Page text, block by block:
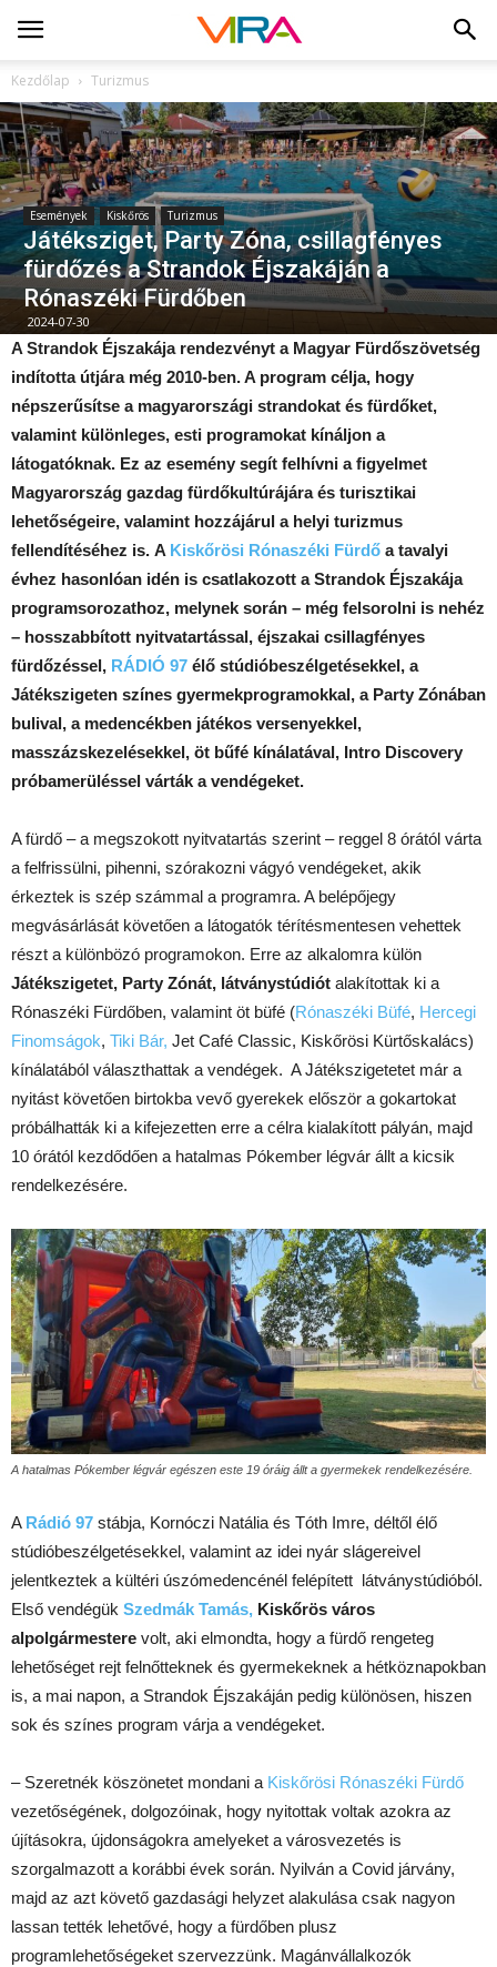
Kezdőlap Turizmus
Események Kiskőrös Turizmus
Játéksziget, Party Zóna, csillagfényes
fürdőzés a Strandok Éjszakáján a
Rónaszéki Fürdőben
2024-07-30
A Strandok Éjszakája rendezvényt a Magyar Fürdőszövetség
indította útjára még 2010-ben. A program célja, hogy
népszerűsítse a magyarországi strandokat és fürdőket,
valamint különleges, esti programokat kínáljon a
látogatóknak. Ez az esemény segít felhívni a figyelmet
Magyarország gazdag fürdőkultúrájára és turisztikai
lehetőségeire, valamint hozzájárul a helyi turizmus
fellendítéséhez is. A Kiskőrösi Rónaszéki Fürdő a tavalyi
évhez hasonlóan idén is csatlakozott a Strandok Éjszakája
programsorozathoz, melynek során – még felsorolni is nehéz
– hosszabbított nyitvatartással, éjszakai csillagfényes
fürdőzéssel, RÁDIÓ 97 élő stúdióbeszélgetésekkel, a
Játékszigeten színes gyermekprogramokkal, a Party Zónában
bulival, a medencékben játékos versenyekkel,
masszázskezelésekkel, öt bűfé kínálatával, Intro Discovery
próbamerüléssel várták a vendégeket.
A fürdő – a megszokott nyitvatartás szerint – reggel 8 órától várta
a felfrissülni, pihenni, szórakozni vágyó vendégeket, akik
érkeztek is szép számmal a programra. A belépőjegy
megvásárlását követően a látogatók térítésmentesen vehettek
részt a különbözó programokon. Erre az alkalomra külön
Játékszigetet, Party Zónát, látványstúdiót alakítottak ki a
Rónaszéki Fürdőben, valamint öt büfé (Rónaszéki Büfé, Hercegi
Finomságok, Tiki Bár, Jet Café Classic, Kiskőrösi Kürtőskalács)
kínálatából választhattak a vendégek. A Játékszigetetet már a
nyitást követően birtokba vevő gyerekek először a gokartokat
próbálhatták ki a kifejezetten erre a célra kialakított pályán, majd
10 órától kezdődően a hatalmas Pókember légvár állt a kicsik
rendelkezésére.
A hatalmas Pókember légvár egészen este 19 óráig állt a gyermekek rendelkezésére.
A Rádió 97 stábja, Kornóczi Natália és Tóth Imre, déltől élő
stúdióbeszélgetésekkel, valamint az idei nyár slágereivel
jelentkeztek a kültéri úszómedencénél felépített látványstúdióból.
Első vendégük Szedmák Tamás, Kiskőrös város
alpolgármestere volt, aki elmondta, hogy a fürdő rengeteg
lehetőséget rejt felnőtteknek és gyermekeknek a hétköznapokban
is, a mai napon, a Strandok Éjszakáján pedig különösen, hiszen
sok és színes program várja a vendégeket.
– Szeretnék köszönetet mondani a Kiskőrösi Rónaszéki Fürdő
vezetőségének, dolgozóinak, hogy nyitottak voltak azokra az
újításokra, újdonságokra amelyeket a városvezetés is
szorgalmazott a korábbi évek során. Nyilván a Covid járvány,
majd az azt követő gazdasági helyzet alakulása csak nagyon
lassan tették lehetővé, hogy a fürdőben plusz
programlehetőségeket szervezzünk. Magánvállalkozók